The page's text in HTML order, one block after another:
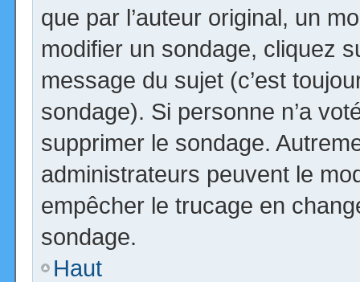
que par l’auteur original, un
modifier un sondage, cliquez
message du sujet (c’est
sondage). Si personne n’a
supprimer le sondage.
administrateurs peuvent le
empêcher le trucage en
sondage.
Haut